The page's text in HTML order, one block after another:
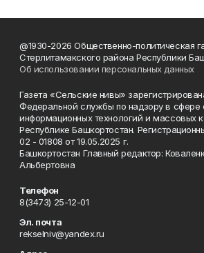
@1930-2026 Общественно-политическая
Стерлитамакского района Республики
Об использовании персональных данных
Газета «Сельские нивы»
Федеральной службы по надзору в сфере
информационных технологий и массовых
Республике Башкортостан.
02 - 01808 от 19.05.2025 г.
Башкортостан Главный редактор:
Альбертовна
Телефон
8(3473) 25-12-01
Эл. почта
rekselniv@yandex.ru